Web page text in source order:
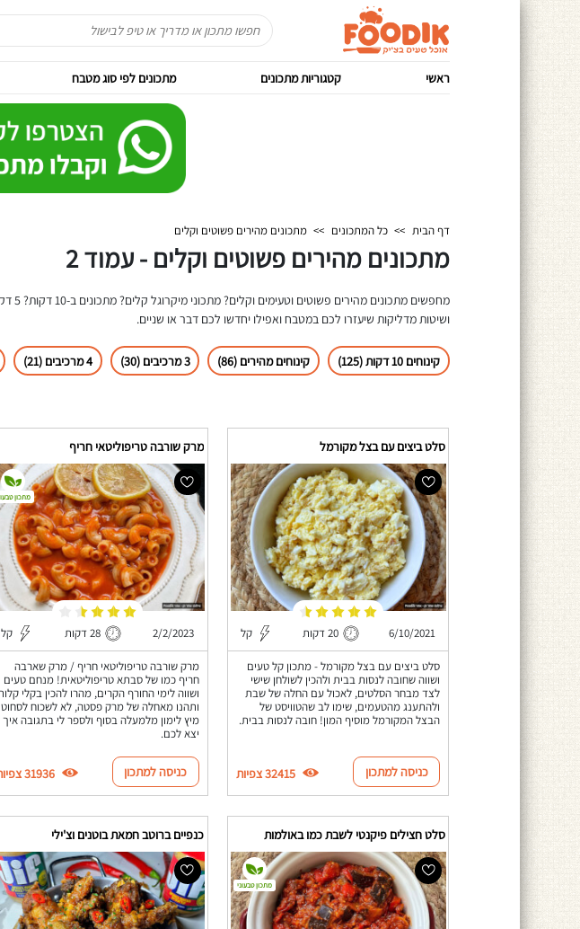
ראשי קטגוריות מתכונים מתכונים לפי סוג מטבח
דף הבית >> כל המתכונים >> מתכונים מהירים פשוטים וקלים
מתכונים מהירים פשוטים וקלים - עמוד 2
ושיטות מדליקות שיעזרו לכם במטבח ואפילו יחדשו לכם דבר או שניים.
קינוחים 10 דקות (125) קינוחים מהירים (86) 3 מרכיבים (30) 4 מרכיבים (21)
סלט ביצים עם בצל מקורמל
6/10/2021 20 דקות קל
סלט ביצים עם בצל מקורמל - מתכון קל טעים
ושווה שחובה לנסות בבית ולהכין לשולחן שישי
לצד מבחר הסלטים, לאכול עם החלה של שבת
ולהתענג מהטעמים, שימו לב שהטוויסט של
הבצל המקורמל מוסיף המון! חובה לנסות בבית.
כניסה למתכון 32415 צפיות
מרק שורבה טריפוליטאי חריף
2/2/2023 28 דקות קל
מרק שורבה טריפוליטאי חריף / מרק שארבה
חריף כמו של סבתא טריפוליטאית! מנחם טעים
ושווה לימי החורף הקרים, מהרו להכין בקלי
ותהנו מאחלה של מרק פסטה, לא לשכוח לסחוט
מיץ לימון מלמעלה בסוף ולספר לי בתגובה איך
יצא לכם.
מתכון
כניסה למתכון 31936 צפיות
סלט חצילים פיקנטי לשבת כמו באולמות
מתכון טבעוני
כנפיים ברוטב חמאת בוטנים וצ'ילי